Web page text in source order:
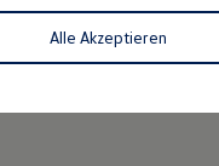
Alle Akzeptieren